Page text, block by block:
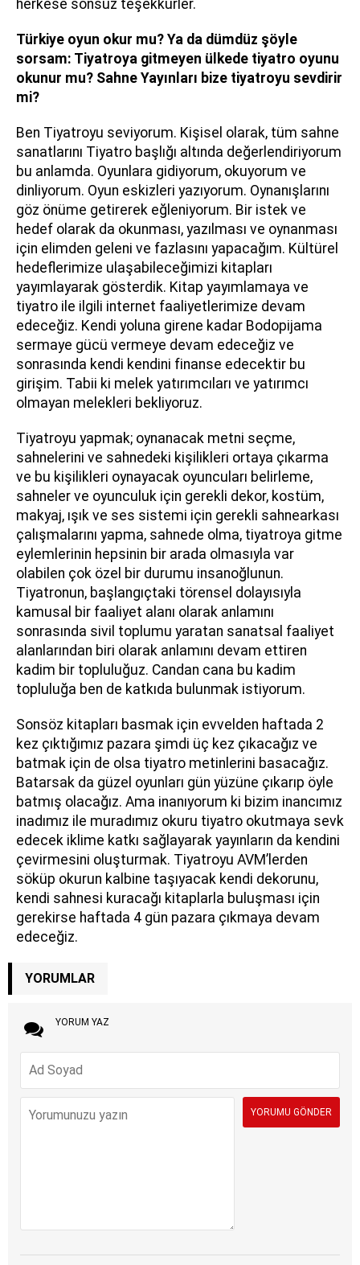
herkese sonsuz teşekkürler.
Türkiye oyun okur mu? Ya da dümdüz şöyle
sorsam: Tiyatroya gitmeyen ülkede tiyatro oyunu
okunur mu? Sahne Yayınları bize tiyatroyu sevdirir
mi?
Ben Tiyatroyu seviyorum. Kişisel olarak, tüm sahne
sanatlarını Tiyatro başlığı altında değerlendiriyorum
bu anlamda. Oyunlara gidiyorum, okuyorum ve
dinliyorum. Oyun eskizleri yazıyorum. Oynanışlarını
göz önüme getirerek eğleniyorum. Bir istek ve
hedef olarak da okunması, yazılması ve oynanması
için elimden geleni ve fazlasını yapacağım. Kültürel
hedeflerimize ulaşabileceğimizi kitapları
yayımlayarak gösterdik. Kitap yayımlamaya ve
tiyatro ile ilgili internet faaliyetlerimize devam
edeceğiz. Kendi yoluna girene kadar Bodopijama
sermaye gücü vermeye devam edeceğiz ve
sonrasında kendi kendini finanse edecektir bu
girişim. Tabii ki melek yatırımcıları ve yatırımcı
olmayan melekleri bekliyoruz.
Tiyatroyu yapmak; oynanacak metni seçme,
sahnelerini ve sahnedeki kişilikleri ortaya çıkarma
ve bu kişilikleri oynayacak oyuncuları belirleme,
sahneler ve oyunculuk için gerekli dekor, kostüm,
makyaj, ışık ve ses sistemi için gerekli sahnearkası
çalışmalarını yapma, sahnede olma, tiyatroya gitme
eylemlerinin hepsinin bir arada olmasıyla var
olabilen çok özel bir durumu insanoğlunun.
Tiyatronun, başlangıçtaki törensel dolayısıyla
kamusal bir faaliyet alanı olarak anlamını
sonrasında sivil toplumu yaratan sanatsal faaliyet
alanlarından biri olarak anlamını devam ettiren
kadim bir topluluğuz. Candan cana bu kadim
topluluğa ben de katkıda bulunmak istiyorum.
Sonsöz kitapları basmak için evvelden haftada 2
kez çıktığımız pazara şimdi üç kez çıkacağız ve
batmak için de olsa tiyatro metinlerini basacağız.
Batarsak da güzel oyunları gün yüzüne çıkarıp öyle
batmış olacağız. Ama inanıyorum ki bizim inancımız
inadımız ile muradımız okuru tiyatro okutmaya sevk
edecek iklime katkı sağlayarak yayınların da kendini
çevirmesini oluşturmak. Tiyatroyu AVM’lerden
söküp okurun kalbine taşıyacak kendi dekorunu,
kendi sahnesi kuracağı kitaplarla buluşması için
gerekirse haftada 4 gün pazara çıkmaya devam
edeceğiz.
YORUMLAR
YORUM YAZ